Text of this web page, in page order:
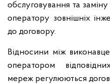
обслуговування та
оператору зовнішніх
до договору.
Відносини між
оператором
мереж регулюються